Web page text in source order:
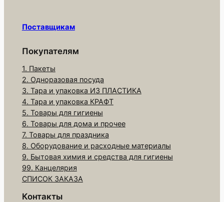
р
а
о
т
о
к
в
с
п
е
н
Поставщикам
Покупателям
1. Пакеты
2. Одноразовая посуда
3. Тара и упаковка ИЗ ПЛАСТИКА
4. Тара и упаковка КРАФТ
5. Товары для гигиены
6. Товары для дома и прочее
7. Товары для праздника
8. Оборудование и расходные материалы
9. Бытовая химия и средства для гигиены
99. Канцелярия
СПИСОК ЗАКАЗА
Контакты